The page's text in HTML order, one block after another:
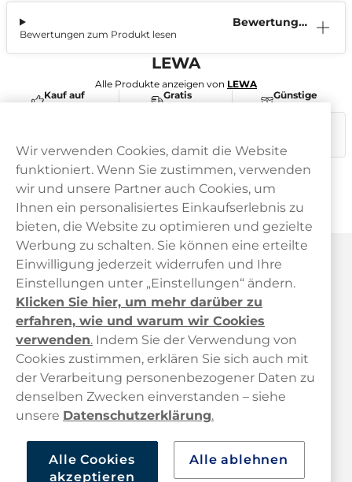
Bewertunge
Bewertungen zum Produkt lesen
LEWA
Alle Produkte anzeigen von LEWA
Kauf auf
Rechnung
Gratis
Versand
Günstige
Preise
Haypp Österreich
Kundendienst
Über uns
Wir verwenden Cookies, damit die Website
funktioniert. Wenn Sie zustimmen, verwenden
wir und unsere Partner auch Cookies, um
Ihnen ein personalisiertes Einkaufserlebnis zu
bieten, die Website zu optimieren und gezielte
Werbung zu schalten. Sie können eine erteilte
Einwilligung jederzeit widerrufen und Ihre
Einstellungen unter „Einstellungen“ ändern.
Klicken Sie hier, um mehr darüber zu
erfahren, wie und warum wir Cookies
verwenden. Indem Sie der Verwendung von
Cookies zustimmen, erklären Sie sich auch mit
der Verarbeitung personenbezogener Daten zu
denselben Zwecken einverstanden – siehe
unsere Datenschutzerklärung.
Alle Cookies
akzeptieren
Alle ablehnen